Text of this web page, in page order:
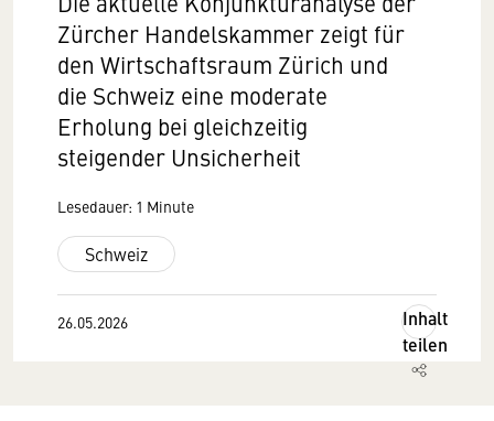
Zürcher Handelskammer zeigt für
den Wirtschaftsraum Zürich und
die Schweiz eine moderate
Erholung bei gleichzeitig
steigender Unsicherheit
Lesedauer: 1 Minute
Schweiz
26.05.2026
Inhalt
teilen